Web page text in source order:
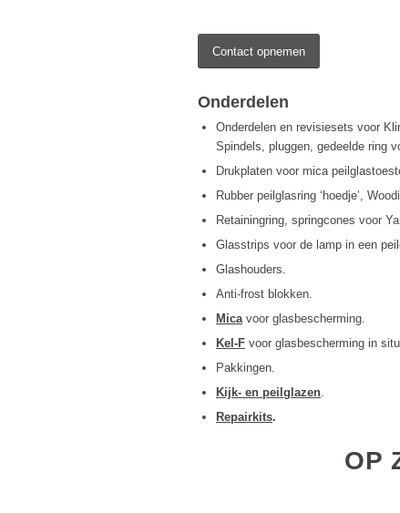
Contact opnemen
Onderdelen
Onderdelen en revisiesets voor
Spindels, pluggen, gedeelde ring
Drukplaten voor mica
Rubber peilglasring ‘hoedje’,
Retainingring, springcones voor
Glasstrips voor de lamp in een
Glashouders.
Anti-frost blokken.
Micavoor glasbescherming.
Kel-F voor glasbescherming in
Pakkingen.
Kijk- en peilglazen.
Repairkits.
OP